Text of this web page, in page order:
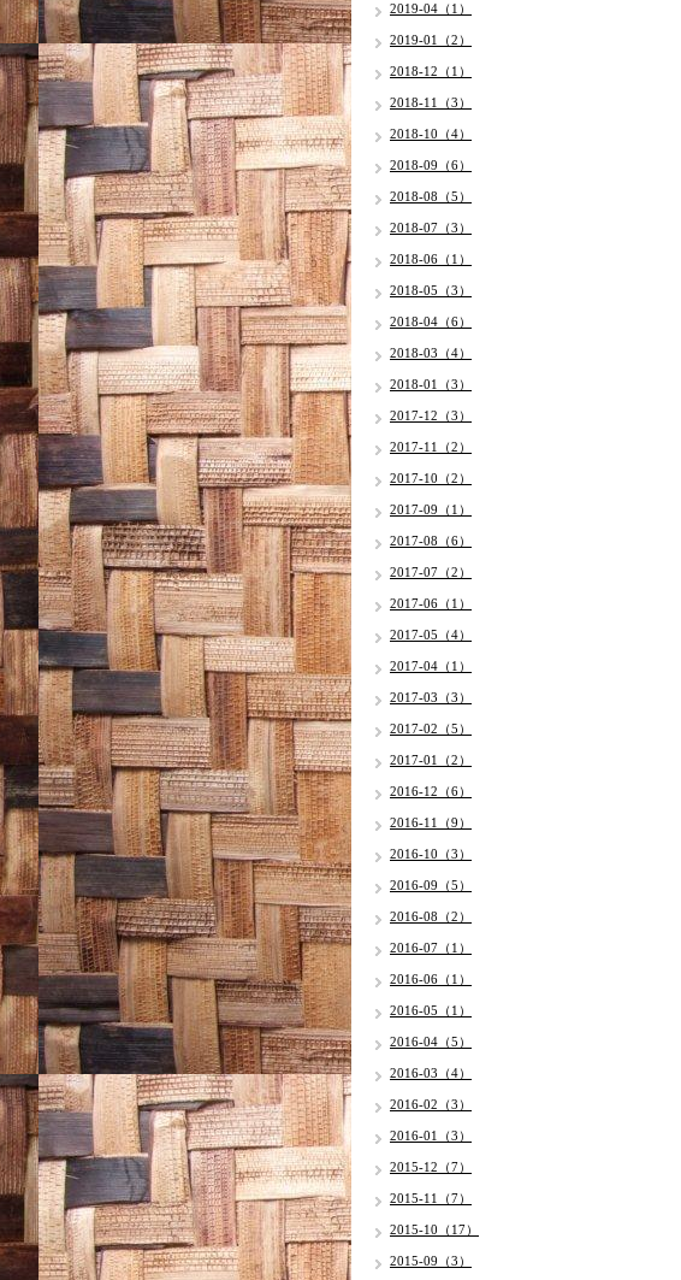
2019-04（1）
2019-01（2）
2018-12（1）
2018-11（3）
2018-10（4）
2018-09（6）
2018-08（5）
2018-07（3）
2018-06（1）
2018-05（3）
2018-04（6）
2018-03（4）
2018-01（3）
2017-12（3）
2017-11（2）
2017-10（2）
2017-09（1）
2017-08（6）
2017-07（2）
2017-06（1）
2017-05（4）
2017-04（1）
2017-03（3）
2017-02（5）
2017-01（2）
2016-12（6）
2016-11（9）
2016-10（3）
2016-09（5）
2016-08（2）
2016-07（1）
2016-06（1）
2016-05（1）
2016-04（5）
2016-03（4）
2016-02（3）
2016-01（3）
2015-12（7）
2015-11（7）
2015-10（17）
2015-09（3）